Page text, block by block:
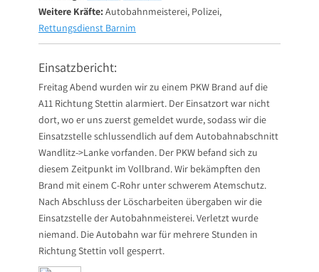
Weitere Kräfte: Autobahnmeisterei, Polizei,
Rettungsdienst Barnim
Einsatzbericht:
Freitag Abend wurden wir zu einem PKW Brand auf die
A11 Richtung Stettin alarmiert. Der Einsatzort war nicht
dort, wo er uns zuerst gemeldet wurde, sodass wir die
Einsatzstelle schlussendlich auf dem Autobahnabschnitt
Wandlitz->Lanke vorfanden. Der PKW befand sich zu
diesem Zeitpunkt im Vollbrand. Wir bekämpften den
Brand mit einem C-Rohr unter schwerem Atemschutz.
Nach Abschluss der Löscharbeiten übergaben wir die
Einsatzstelle der Autobahnmeisterei. Verletzt wurde
niemand. Die Autobahn war für mehrere Stunden in
Richtung Stettin voll gesperrt.